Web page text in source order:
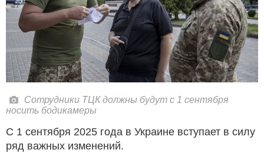
Сотрудники ТЦК должны будут с 1 сентября
носить бодикамеры
С 1 сентября 2025 года в Украине вступает в силу
ряд важных изменений.